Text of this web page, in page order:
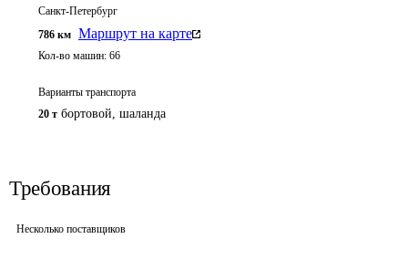
Санкт-Петербург
786 км Маршрут на карте
Кол-во машин: 66
Варианты транспорта
20 т бортовой, шаланда
Требования
Несколько поставщиков